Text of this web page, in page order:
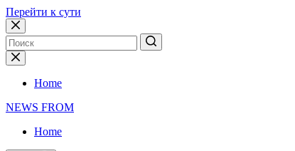
Перейти к сути
Home
NEWS FROM
Home